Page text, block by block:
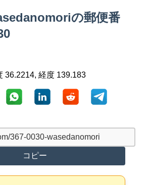
の郵便番
36.2214, 経度 139.183
コピー